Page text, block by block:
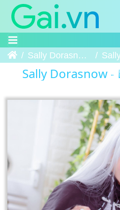
Trang chủSally Dorasnow - Echidna Sally
Sally Dorasnow -